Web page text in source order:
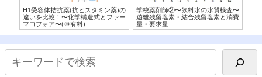
H1受容体拮抗薬(抗ヒスタミン薬)の
違いを比較！〜化学構造式とファー
マコフォア〜(※有料)
学校薬剤師②〜飲料水の水質検査〜
遊離残留塩素・結合残留塩素と消費
量・要求量